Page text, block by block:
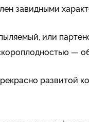
завидными
или
—
развитой